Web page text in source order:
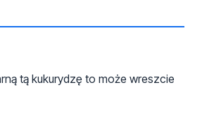
tą kukurydzę to może wreszcie